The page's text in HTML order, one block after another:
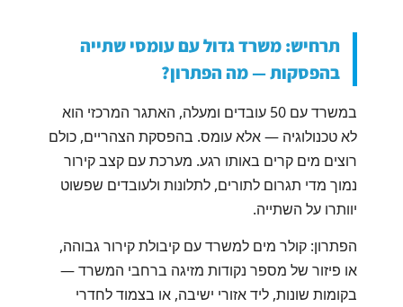
תרחיש: משרד גדול עם עומסי שתייה
בהפסקות — מה הפתרון?
במשרד עם 50 עובדים ומעלה, האתגר המרכזי הוא
לא טכנולוגיה — אלא עומס. בהפסקת הצהריים, כולם
רוצים מים קרים באותו רגע. מערכת עם קצב קירור
נמוך מדי תגרום לתורים, לתלונות ולעובדים שפשוט
יוותרו על השתייה.
הפתרון: קולר מים למשרד עם קיבולת קירור גבוהה,
או פיזור של מספר נקודות מזיגה ברחבי המשרד —
בקומות שונות, ליד אזורי ישיבה, או בצמוד לחדרי